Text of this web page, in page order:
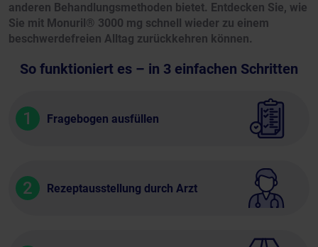
anderen Behandlungsmethoden bietet. Entdecken Sie, wie
Sie mit Monuril® 3000 mg schnell wieder zu einem
beschwerdefreien Alltag zurückkehren können.
So funktioniert es – in 3 einfachen Schritten
1 Fragebogen ausfüllen
2 Rezeptausstellung durch Arzt